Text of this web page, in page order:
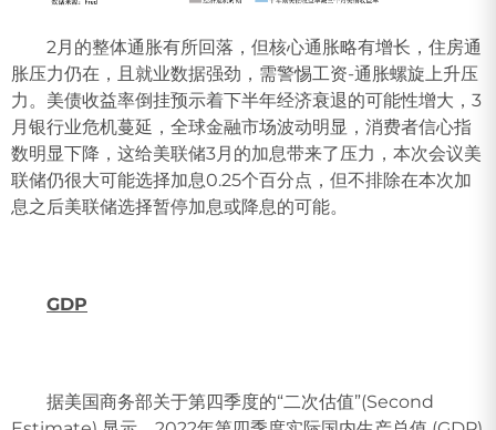
2月的整体通胀有所回落，但核心通胀略有增长，住房通
胀压力仍在，且就业数据强劲，需警惕工资-通胀螺旋上升压
力。美债收益率倒挂预示着下半年经济衰退的可能性增大，3
月银行业危机蔓延，全球金融市场波动明显，消费者信心指
数明显下降，这给美联储3月的加息带来了压力，本次会议美
联储仍很大可能选择加息0.25个百分点，但不排除在本次加
息之后美联储选择暂停加息或降息的可能。
GDP
据美国商务部关于第四季度的“二次估值”(Second